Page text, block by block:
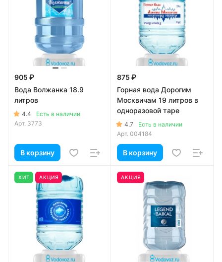
905 ₽
Вода Волжанка 18.9
литров
4.4
Есть в наличии
Арт. 3773
В корзину
875 ₽
Горная вода Дорогим
Москвичам 19 литров в
одноразовой таре
4.7
Есть в наличии
Арт. 004184
В корзину
ХИТ АКЦИЯ АКЦИЯ